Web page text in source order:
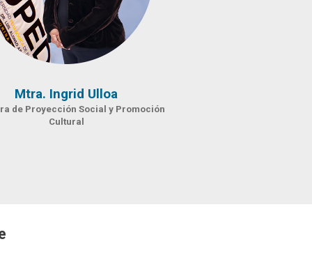
Mtra. Ingrid Ulloa
de Proyección Social y Promoción
Cultural